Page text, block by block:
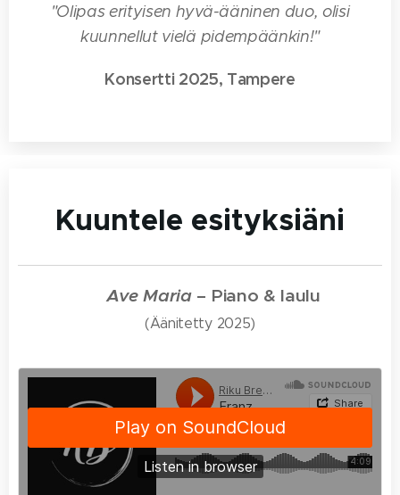
"Olipas erityisen hyvä-ääninen duo, olisi
kuunnellut vielä pidempäänkin!"
Konsertti 2025, Tampere
Kuuntele esityksiäni
Ave Maria – Piano & laulu
(Äänitetty 2025)